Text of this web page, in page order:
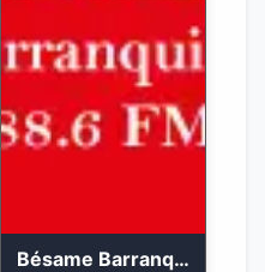
Bésame Barranquilla en vivo 88.6 FM